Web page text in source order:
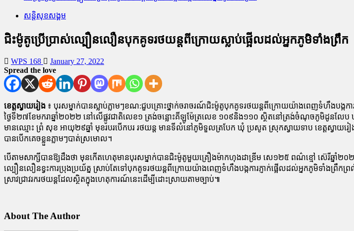
សន្តិសុខសង្គម
ជិះម៉ូតូប្រើប្រាស់ល្បឿនលឿនបុកគូទរថយន្តពីក្រោយស្លាប់ផ្អើលដល់អ្នកភូមិទាំងព្រឹក
WPS 168
January 27, 2022
Spread the love
ខេត្តស្វាយរៀង ៖ បុរសម្នាក់បានស្លាប់ភ្លាមៗខណ:ជួបគ្រោះថ្នាក់ចរាចរណ៍ជិះម៉ូតូបុកគូទរថយន្តពីក្រោយយ៉ាងពេញទំហឹងបង្
ថ្ងៃទី២៧ខែមករាឆ្នាំ២០២២ នៅលើផ្លូវជាតិលេខ១ ត្រង់ចន្លោះគីឡូម៉ែត្រលេខ ១០៩និង១១០ ស្ថិតនៅត្រង់ចំណុចភូមិដូនលែ
មានឈ្មោះ ព្រំ សុខ អាយុ២៩ឆ្នាំ មុខរបរបើកបរ រថយន្ត មានទីលំនៅភូមិទួលត្របែក ឃុំ ប្រសូត ស្រុកស្វាយទាប ខេត្តស្វា
បានបើកគេចខ្លួនភ្លាមៗបាត់ស្រមោល។
បើតាមសាក្សីបានឱ្យដឹងថា មុនកើតហេតុមានបុរសម្នាក់បានជិះម៉ូតូមួយគ្រឿងម៉ាកហុងដាឌ្រីម សេ១២៥ ពណ៌ខ្មៅ ស៊េរីឆ្នាំ
ល្បឿនលឿនខ្វះការប្រុងប្រយ័ត្ន ស្រាប់តែទៅបុកគូទរថយន្តពីក្រោយយ៉ាងពេញទំហឹងបង្កការភ្ញាក់ផ្អើលដល់អ្នកភូមិទាំងព្
ស្រាវជ្រាវរករថយន្តដែលស្ថិតក្នុងហេតុការណ៍នេះដើម្បីដោះស្រាយតាមច្បាប់៕
About The Author